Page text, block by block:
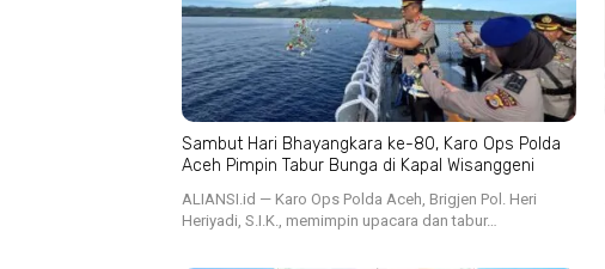
Sambut Hari Bhayangkara ke-80, Karo Ops Polda
Aceh Pimpin Tabur Bunga di Kapal Wisanggeni
ALIANSI.id — Karo Ops Polda Aceh, Brigjen Pol. Heri
Heriyadi, S.I.K., memimpin upacara dan tabur…